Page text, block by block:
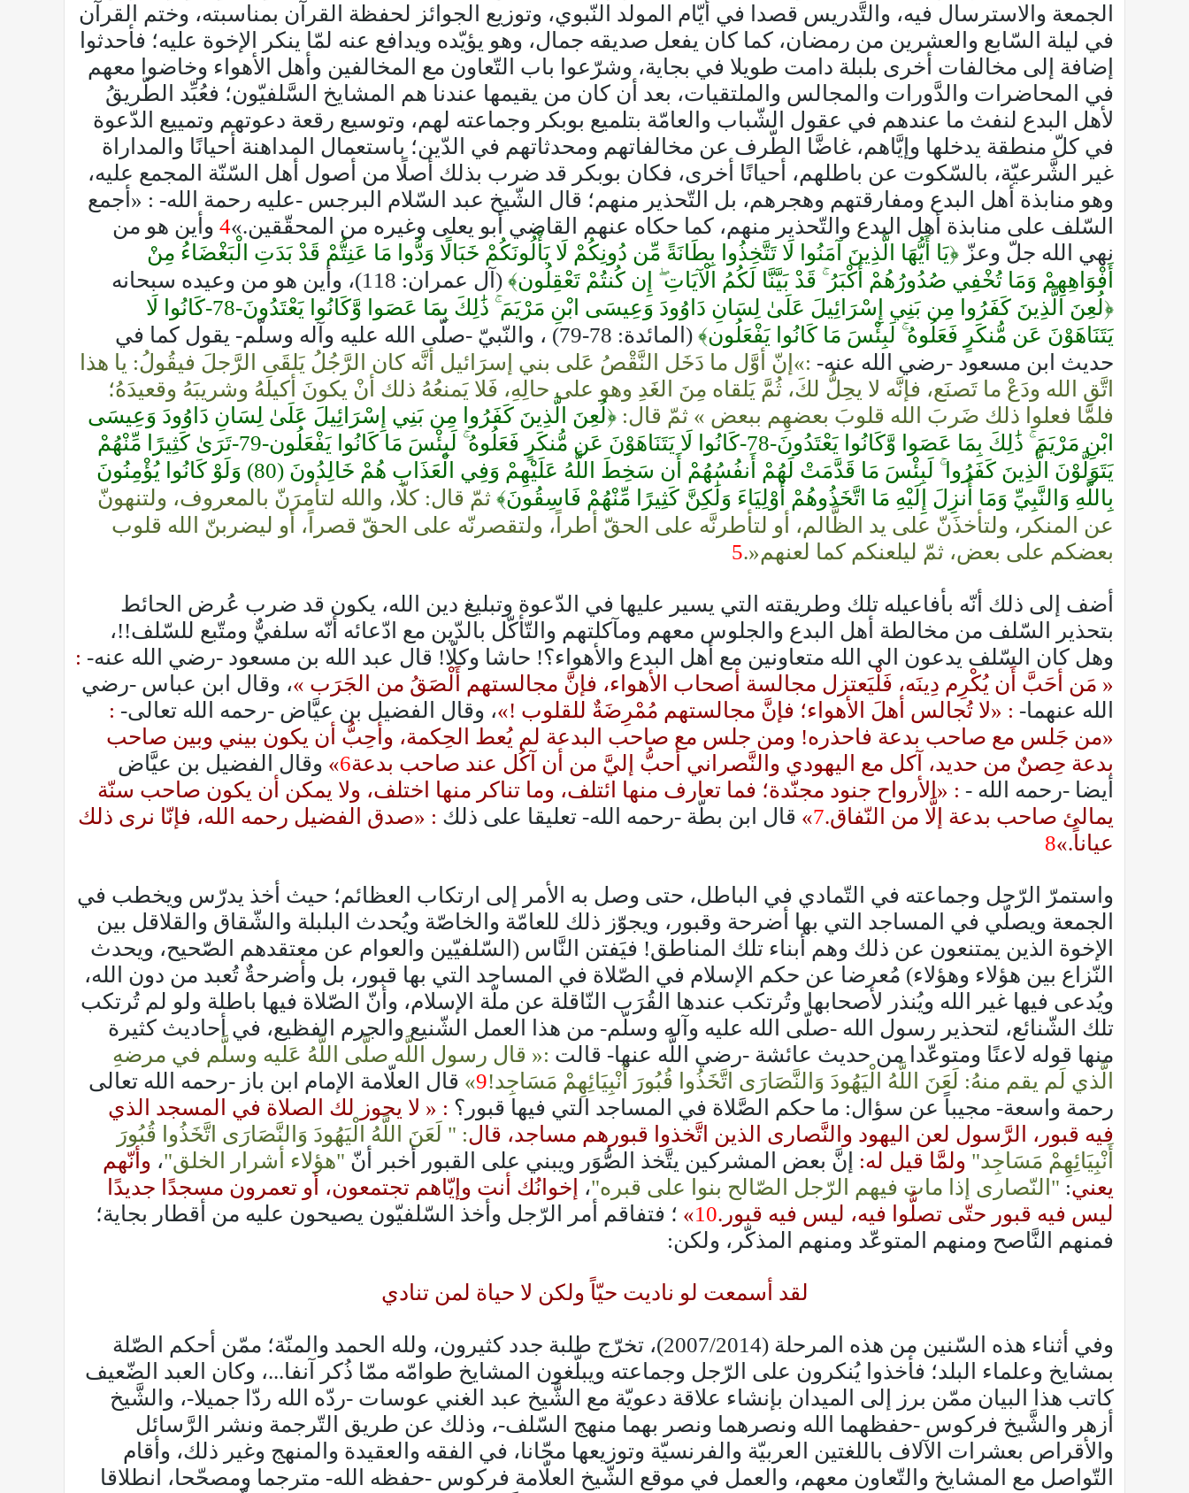
الجمعة والاسترسال فيه، والتَّدريس قصدا في أيّام المولد النّبوي، وتوزيع الجوائز لحفظة القرآن بمناسبته، وختم القرآن
في ليلة السّابع والعشرين من رمضان، كما كان يفعل صديقه جمال، وهو يؤيّده ويدافع عنه لمّا ينكر الإخوة عليه؛ فأحدثوا
إضافة إلى مخالفات أخرى بلبلة دامت طويلا في بجاية، وشرّعوا باب التّعاون مع المخالفين وأهل الأهواء وخاضوا معهم
في المحاضرات والدَّورات والمجالس والملتقيات، بعد أن كان من يقيمها عندنا هم المشايخ السَّلفيّون؛ فعُبِّد الطّريقُ
لأهل البدع لنفث ما عندهم في عقول الشّباب والعامّة بتلميع بوبكر وجماعته لهم، وتوسيع رقعة دعوتهم وتمييع الدّعوة
في كلّ منطقة يدخلها وإيَّاهم، غاضَّا الطّرف عن مخالفاتهم ومحدثاتهم في الدّين؛ باستعمال المداهنة أحيانًا والمداراة
غير الشَّرعيّة، بالسّكوت عن باطلهم، أحيانًا أخرى، فكان بوبكر قد ضرب بذلك أصلًا من أصول أهل السّنّة المجمع عليه،
وهو منابذة أهل البدع ومفارقتهم وهجرهم، بل التّحذير منهم؛ قال الشّيخ عبد السّلام البرجس -عليه رحمة الله- : «أجمع
السّلف على منابذة أهل البدع والتّحذير منهم، كما حكاه عنهم القاضي أبو يعلى وغيره من المحقّقين.»4 وأين هو من
نهي الله جلّ وعزّ ﴿يَا أَيُّهَا الَّذِينَ آمَنُوا لَا تَتَّخِذُوا بِطَانَةً مِّن دُونِكُمْ لَا يَأْلُونَكُمْ خَبَالًا وَدُّوا مَا عَنِتُّمْ قَدْ بَدَتِ الْبَغْضَاءُ مِنْ
أَفْوَاهِهِمْ وَمَا تُخْفِي صُدُورُهُمْ أَكْبَرُ ۚ قَدْ بَيَّنَّا لَكُمُ الْآيَاتِ ۖ إِن كُنتُمْ تَعْقِلُون﴾ (آل عمران: 118)، وأين هو من وعيده سبحانه
﴿لُعِنَ الَّذِينَ كَفَرُوا مِن بَنِي إِسْرَائِيلَ عَلَىٰ لِسَانِ دَاوُودَ وَعِيسَى ابْنِ مَرْيَمَ ۚ ذَٰلِكَ بِمَا عَصَوا وَّكَانُوا يَعْتَدُونَ-78-كَانُوا لَا
يَتَنَاهَوْنَ عَن مُّنكَرٍ فَعَلُوهُ ۚ لَبِئْسَ مَا كَانُوا يَفْعَلُون﴾
(المائدة: 78-79) ، والنّبيّ -صلّى الله عليه وآله وسلّم- يقول كما في
حديث ابن مسعود -رضي الله عنه- :»إنّ أوَّل ما دَخَل النَّقْصُ عَلى بني إسرَائيل أنَّه كان الرَّجُلُ يَلقَى الرَّجلَ فيقُولُ: يا هذا
اتَّقِ الله ودَعْ ما تَصنَع، فإنَّه لا يحِلُّ لكَ، ثُمَّ يَلقاه مِنَ الغَدِ وهو على حالِهِ، فَلا يَمنعُهُ ذلك أنْ يكونَ أكيلَهُ وشريبَهُ وقعيدَهُ؛
فلمَّا فعلوا ذلك ضَربَ الله قلوبَ بعضهِم ببعض » ثمّ قال: ﴿لُعِنَ الَّذِينَ كَفَرُوا مِن بَنِي إِسْرَائِيلَ عَلَىٰ لِسَانِ دَاوُودَ وَعِيسَى
ابْنِ مَرْيَمَ ۚ ذَٰلِكَ بِمَا عَصَوا وَّكَانُوا يَعْتَدُونَ-78-كَانُوا لَا يَتَنَاهَوْنَ عَن مُّنكَرٍ فَعَلُوهُ ۚ لَبِئْسَ مَا كَانُوا يَفْعَلُون-79-تَرَىٰ كَثِيرًا مِّنْهُمْ
يَتَوَلَّوْنَ الَّذِينَ كَفَرُوا ۚ لَبِئْسَ مَا قَدَّمَتْ لَهُمْ أَنفُسُهُمْ أَن سَخِطَ اللَّهُ عَلَيْهِمْ وَفِي الْعَذَابِ هُمْ خَالِدُونَ (80) وَلَوْ كَانُوا يُؤْمِنُونَ
بِاللَّهِ وَالنَّبِيِّ وَمَا أُنزِلَ إِلَيْهِ مَا اتَّخَذُوهُمْ أَوْلِيَاءَ وَلَٰكِنَّ كَثِيرًا مِّنْهُمْ فَاسِقُونَ﴾ ثمّ قال: كلّا، والله لتأمرَنّ بالمعروف، ولتنهونّ
عن المنكر، ولتأخذَنّ على يد الظَّالم، أو لتأطرنَّه على الحقّ أطراً، ولتقصرنّه على الحقّ قصراً، أو ليضربنّ الله قلوب
بعضكم على بعض، ثمّ ليلعنكم كما لعنهم«.5
أضف إلى ذلك أنّه بأفاعيله تلك وطريقته التي يسير عليها في الدّعوة وتبليغ دين الله، يكون قد ضرب عُرض الحائط
بتحذير السّلف من مخالطة أهل البدع والجلوس معهم ومآكلتهم والتّأكّل بالدّين مع ادّعائه أنّه سلفيٌّ ومتّبع للسّلف!!،
وهل كان السّلف يدعون الى الله متعاونين مع أهل البدع والأهواء؟! حاشا وكلّا! قال عبد الله بن مسعود -رضي الله عنه- :
« مَن أحَبَّ أَن يُكْرِم دِينَه، فَلْيَعتزل مجالسة أصحاب الأهواء، فإنَّ مجالستهم أَلْصَقُ من الجَرَب »، وقال ابن عباس -رضي
الله عنهما- : «لا تُجالس أهلَ الأهواء؛ فإنَّ مجالستهم مُمْرِضَةٌ للقلوب !»، وقال الفضيل بن عيَّاض -رحمه الله تعالى- :
«من جَلس مع صاحب بدعة فاحذره! ومن جلس مع صاحب البدعة لم يُعط الحِكمة، وأحِبُّ أن يكون بيني وبين صاحب
بدعة حِصنٌ من حديد، آكل مع اليهودي والنَّصراني أحبُّ إليَّ من أن آكُل عند صاحب بدعة6
» وقال الفضيل بن عيَّاض
أيضا -رحمه الله - : «الأرواح جنود مجنّدة؛ فما تعارف منها ائتلف، وما تناكر منها اختلف، ولا يمكن أن يكون صاحب سنّة
يمالئ صاحب بدعة إلَّا من النّفاق.7
» قال ابن بطّة -رحمه الله- تعليقا على ذلك : «صدق الفضيل رحمه الله، فإنّا نرى ذلك
عياناً.»8
واستمرّ الرّجل وجماعته في التّمادي في الباطل، حتى وصل به الأمر إلى ارتكاب العظائم؛ حيث أخذ يدرّس ويخطب في
الجمعة ويصلّي في المساجد التي بها أضرحة وقبور، ويجوّز ذلك للعامّة والخاصّة ويُحدث البلبلة والشّقاق والقلاقل بين
الإخوة الذين يمتنعون عن ذلك وهم أبناء تلك المناطق! فيَفتن النَّاس (السّلفيّين والعوام عن معتقدهم الصّحيح، ويحدث
النّزاع بين هؤلاء وهؤلاء) مُعرضا عن حكم الإسلام في الصّلاة في المساجد التي بها قبور، بل وأضرحةٌ تُعبد من دون الله،
ويُدعى فيها غير الله ويُنذر لأصحابها وتُرتكب عندها القُرَب النّاقلة عن ملّة الإسلام، وأنّ الصّلاة فيها باطلة ولو لم تُرتكب
تلك الشّنائع، لتحذير رسول الله -صلّى الله عليه وآله وسلّم- من هذا العمل الشّنيع والجرم الفظيع، في أحاديث كثيرة
منها قوله لاعنًا ومتوعّدا من حديث عائشة -رضي اللَّه عنها- قالت :« قال رسول اللَّه صلَّى اللَّهُ عَليه وسلَّم في مرضهِ
الَّذي لَم يقم منهُ: لَعَنَ اللَّهُ الْيَهُودَ وَالنَّصَارَى اتَّخَذُوا قُبُورَ أَنْبِيَائِهِمْ مَسَاجِد!9
» قال العلّامة الإمام ابن باز -رحمه الله تعالى
رحمة واسعة- مجيباً عن سؤال: ما حكم الصَّلاة في المساجد التي فيها قبور؟ : « لا يجوز لك الصلاة في المسجد الذي
فيه قبور، الرَّسول لعن اليهود والنَّصارى الذين اتَّخذوا قبورهم مساجد، قال: " لَعَنَ اللَّهُ الْيَهُودَ وَالنَّصَارَى اتَّخَذُوا قُبُورَ
أَنْبِيَائِهِمْ مَسَاجِد" ولمَّا قيل له: إنَّ بعض المشركين يتَّخذ الصُّوَر ويبني على القبور أخبر أنّ "هؤلاء أشرار الخلق"، وأنّهم
يعني: "النّصارى إذا مات فيهم الرّجل الصّالح بنوا على قبره"، إخوانُك أنت وإيّاهم تجتمعون، أو تعمرون مسجدًا جديدًا
ليس فيه قبور حتّى تصلُّوا فيه، ليس فيه قبور.10
» ؛ فتفاقم أمر الرّجل وأخذ السّلفيّون يصيحون عليه من أقطار بجاية؛
فمنهم النَّاصح ومنهم المتوعّد ومنهم المذكّر، ولكن:
لقد أسمعت لو ناديت حيّاً ولكن لا حياة لمن تنادي
وفي أثناء هذه السّنين من هذه المرحلة (2007/2014)، تخرّج طلبة جدد كثيرون، ولله الحمد والمنّة؛ ممّن أحكم الصّلة
بمشايخ وعلماء البلد؛ فأخذوا يُنكرون على الرّجل وجماعته ويبلّغون المشايخ طوامّه ممّا ذُكر آنفا...، وكان العبد الضّعيف
كاتب هذا البيان ممّن برز إلى الميدان بإنشاء علاقة دعويّة مع الشَّيخ عبد الغني عوسات -ردّه الله ردّا جميلا-، والشَّيخ
أزهر والشَّيخ فركوس -حفظهما الله ونصرهما ونصر بهما منهج السّلف-، وذلك عن طريق التّرجمة ونشر الرَّسائل
والأقراص بعشرات الآلاف باللغتين العربيّة والفرنسيّة وتوزيعها مجّانا، في الفقه والعقيدة والمنهج وغير ذلك، وأقام
التّواصل مع المشايخ والتّعاون معهم، والعمل في موقع الشّيخ العلّامة فركوس -حفظه الله- مترجما ومصحّحا، انطلاقا